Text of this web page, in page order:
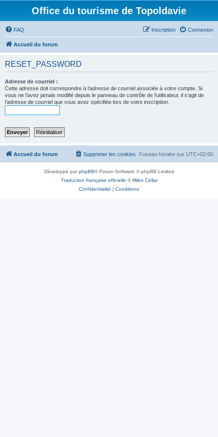
Office du tourisme de Topoldavie
FAQ Connexion
Inscription
Accueil du forum
RESET_PASSWORD
Adresse de courriel :
Cette adresse doit correspondre à l’adresse de courriel associée à votre compte. Si
vous ne l’avez jamais modifié depuis le panneau de contrôle de l’utilisateur, il s’agit de
l’adresse de courriel que vous avez spécifiée lors de votre inscription.
Accueil du forum Fuseau horaire sur UTC+02:00
Supprimer les cookies
Développé parphpBB® Forum Software © phpBB Limited
Traduction française officielle ©Miles Cellar
Confidentialité | Conditions